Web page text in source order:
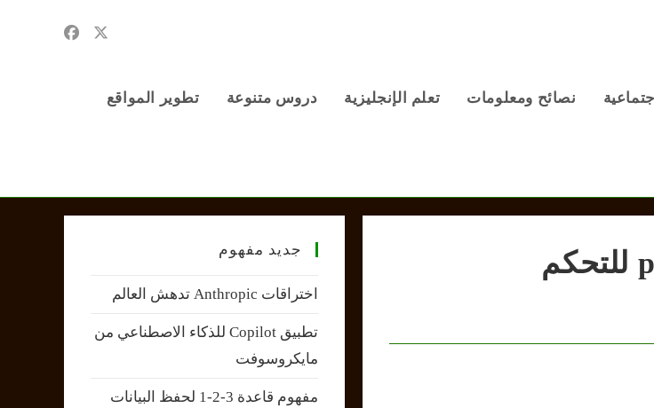
نصائح ومعلومات تعلم الإنجليزية دروس متنوعة تطوير المواقع
كل ما تحتاج معرفته عن برنامج putty للتحكم
جديد مفهوم
اختراقات Anthropic تدهش العالم
تطبيق Copilot للذكاء الاصطناعي من
مايكروسوفت
مفهوم قاعدة 3-2-1 لحفظ البيانات